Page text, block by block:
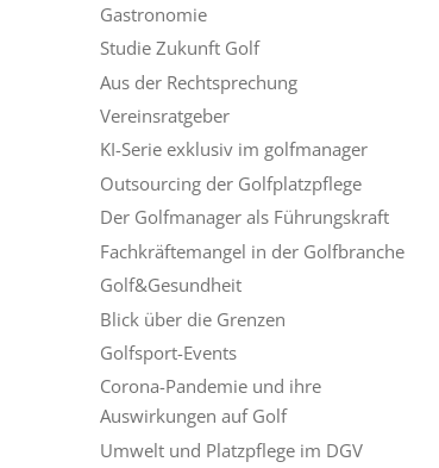
Gastronomie
Studie Zukunft Golf
Aus der Rechtsprechung
Vereinsratgeber
KI-Serie exklusiv im golfmanager
Outsourcing der Golfplatzpflege
Der Golfmanager als Führungskraft
Fachkräftemangel in der Golfbranche
Golf&Gesundheit
Blick über die Grenzen
Golfsport-Events
Corona-Pandemie und ihre
Auswirkungen auf Golf
Umwelt und Platzpflege im DGV